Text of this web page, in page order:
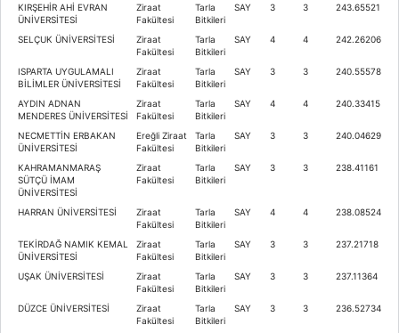
KIRŞEHİR AHİ EVRAN
ÜNİVERSİTESİ
Ziraat
Fakültesi
Tarla
Bitkileri
SAY 3 3 243.65521
SELÇUK ÜNİVERSİTESİ
Ziraat
Fakültesi
Tarla
Bitkileri
SAY 4 4 242.26206
ISPARTA UYGULAMALI
BİLİMLER ÜNİVERSİTESİ
Ziraat
Fakültesi
Tarla
Bitkileri
SAY 3 3 240.55578
AYDIN ADNAN
MENDERES ÜNİVERSİTESİ
Ziraat
Fakültesi
Tarla
Bitkileri
SAY 4 4 240.33415
NECMETTİN ERBAKAN
ÜNİVERSİTESİ
Ereğli Ziraat
Fakültesi
Tarla
Bitkileri
SAY 3 3 240.04629
KAHRAMANMARAŞ
SÜTÇÜ İMAM
ÜNİVERSİTESİ
Ziraat
Fakültesi
Tarla
Bitkileri
SAY 3 3 238.41161
HARRAN ÜNİVERSİTESİ
Ziraat
Fakültesi
Tarla
Bitkileri
SAY 4 4 238.08524
TEKİRDAĞ NAMIK KEMAL
ÜNİVERSİTESİ
Ziraat
Fakültesi
Tarla
Bitkileri
SAY 3 3 237.21718
UŞAK ÜNİVERSİTESİ
Ziraat
Fakültesi
Tarla
Bitkileri
SAY 3 3 237.11364
DÜZCE ÜNİVERSİTESİ
Ziraat
Fakültesi
Tarla
Bitkileri
SAY 3 3 236.52734